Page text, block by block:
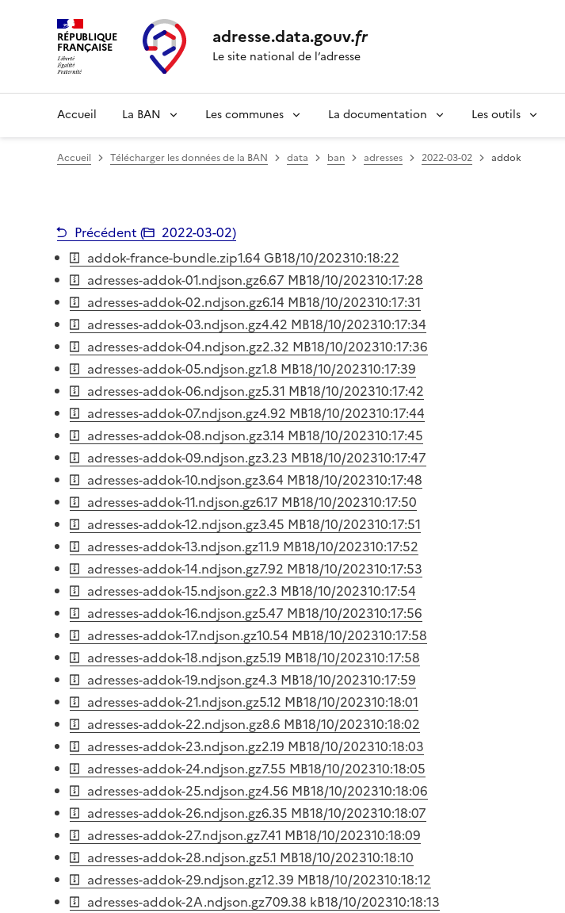
RÉPUBLIQUE
FRANÇAISE adresse.data.gouv.fr
Le site national de l’adresse
Accueil La BAN Les communes La documentation Les outils
Accueil Télécharger les données de la BAN data ban adresses 2022-03-02 addok
Précédent ( 2022-03-02)
addok-france-bundle.zip1.64 GB18/10/202310:18:22
adresses-addok-01.ndjson.gz6.67 MB18/10/202310:17:28
adresses-addok-02.ndjson.gz6.14 MB18/10/202310:17:31
adresses-addok-03.ndjson.gz4.42 MB18/10/202310:17:34
adresses-addok-04.ndjson.gz2.32 MB18/10/202310:17:36
adresses-addok-05.ndjson.gz1.8 MB18/10/202310:17:39
adresses-addok-06.ndjson.gz5.31 MB18/10/202310:17:42
adresses-addok-07.ndjson.gz4.92 MB18/10/202310:17:44
adresses-addok-08.ndjson.gz3.14 MB18/10/202310:17:45
adresses-addok-09.ndjson.gz3.23 MB18/10/202310:17:47
adresses-addok-10.ndjson.gz3.64 MB18/10/202310:17:48
adresses-addok-11.ndjson.gz6.17 MB18/10/202310:17:50
adresses-addok-12.ndjson.gz3.45 MB18/10/202310:17:51
adresses-addok-13.ndjson.gz11.9 MB18/10/202310:17:52
adresses-addok-14.ndjson.gz7.92 MB18/10/202310:17:53
adresses-addok-15.ndjson.gz2.3 MB18/10/202310:17:54
adresses-addok-16.ndjson.gz5.47 MB18/10/202310:17:56
adresses-addok-17.ndjson.gz10.54 MB18/10/202310:17:58
adresses-addok-18.ndjson.gz5.19 MB18/10/202310:17:58
adresses-addok-19.ndjson.gz4.3 MB18/10/202310:17:59
adresses-addok-21.ndjson.gz5.12 MB18/10/202310:18:01
adresses-addok-22.ndjson.gz8.6 MB18/10/202310:18:02
adresses-addok-23.ndjson.gz2.19 MB18/10/202310:18:03
adresses-addok-24.ndjson.gz7.55 MB18/10/202310:18:05
adresses-addok-25.ndjson.gz4.56 MB18/10/202310:18:06
adresses-addok-26.ndjson.gz6.35 MB18/10/202310:18:07
adresses-addok-27.ndjson.gz7.41 MB18/10/202310:18:09
adresses-addok-28.ndjson.gz5.1 MB18/10/202310:18:10
adresses-addok-29.ndjson.gz12.39 MB18/10/202310:18:12
adresses-addok-2A.ndjson.gz709.38 kB18/10/202310:18:13